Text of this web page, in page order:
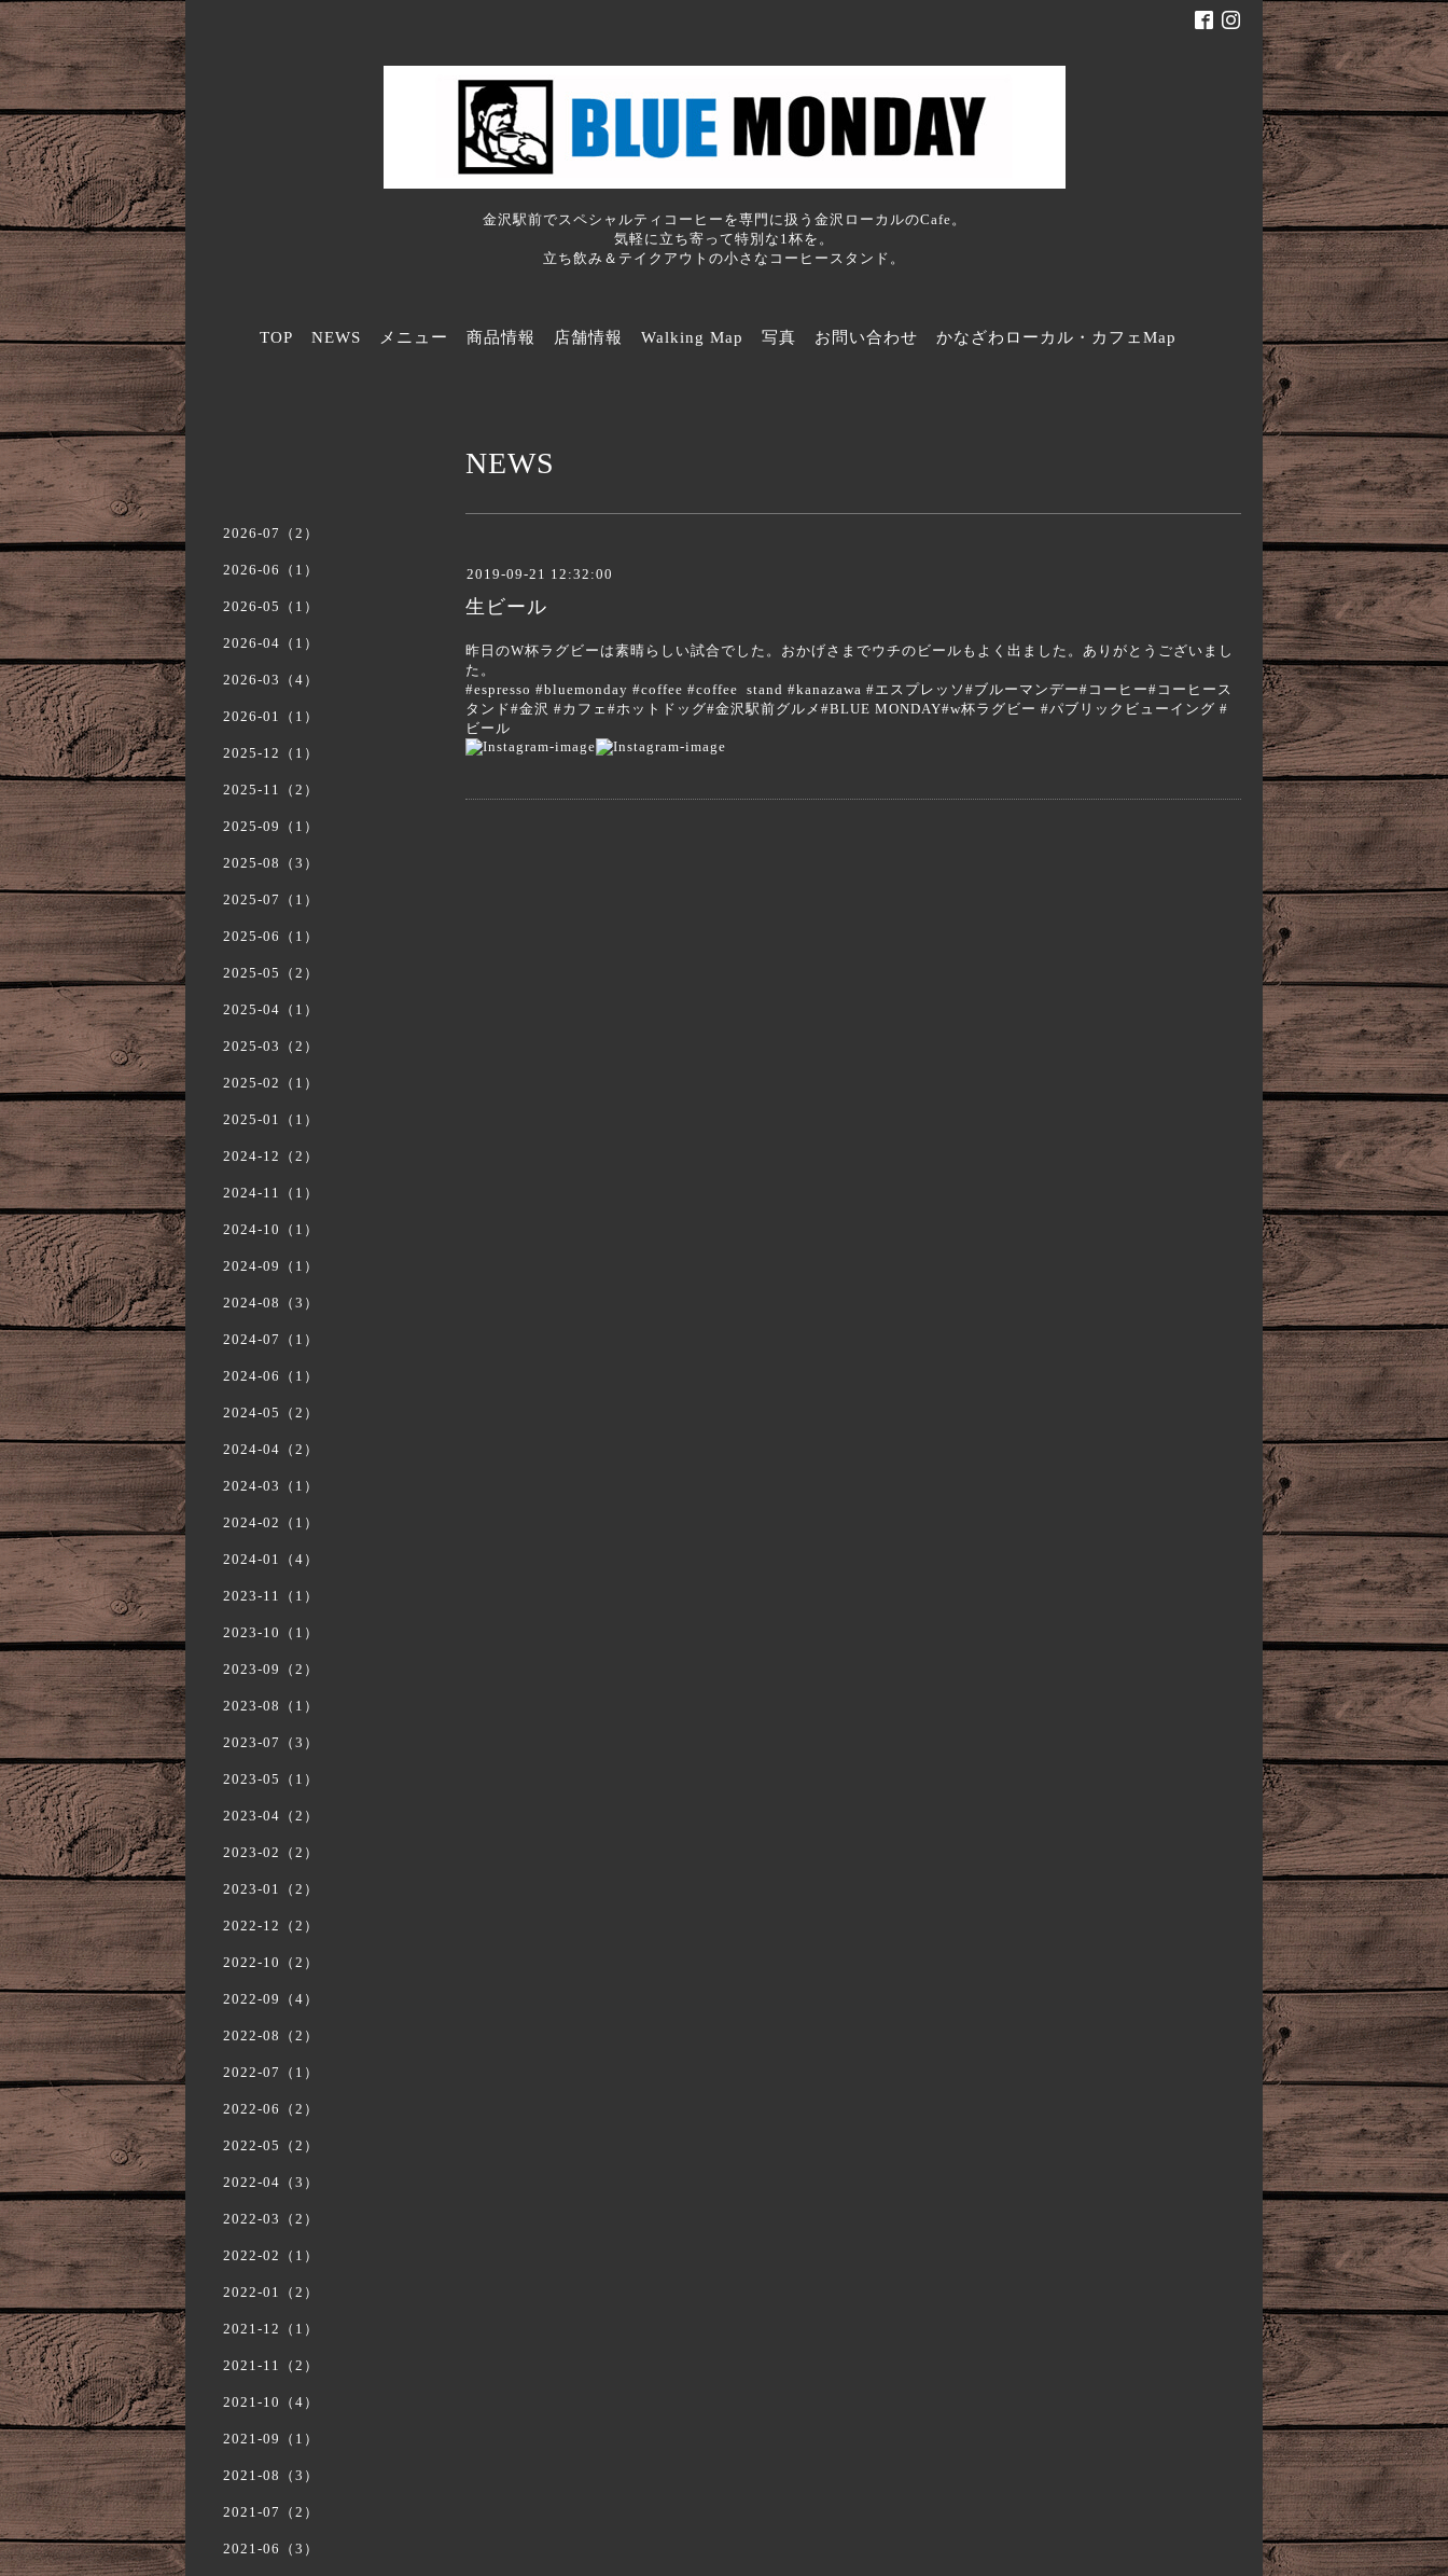
金沢駅前でスペシャルティコーヒーを専門に扱う金沢ローカルのCafe。
気軽に立ち寄って特別な1杯を。
立ち飲み＆テイクアウトの小さなコーヒースタンド。
TOP NEWS メニュー 商品情報 店舗情報 Walking Map 写真 お問い合わせ かなざわローカル・カフェMap
NEWS
2019-09-21 12:32:00
生ビール
昨日のW杯ラグビーは素晴らしい試合でした。おかげさまでウチのビールもよく出ました。ありがとうございまし
た。
#espresso #bluemonday #coffee #coffee stand #kanazawa #エスプレッソ#ブルーマンデー#コーヒー#コーヒース
タンド#金沢 #カフェ#ホットドッグ#金沢駅前グルメ#BLUE MONDAY#w杯ラグビー #パブリックビューイング #
ビール
2026-07（2）
2026-06（1）
2026-05（1）
2026-04（1）
2026-03（4）
2026-01（1）
2025-12（1）
2025-11（2）
2025-09（1）
2025-08（3）
2025-07（1）
2025-06（1）
2025-05（2）
2025-04（1）
2025-03（2）
2025-02（1）
2025-01（1）
2024-12（2）
2024-11（1）
2024-10（1）
2024-09（1）
2024-08（3）
2024-07（1）
2024-06（1）
2024-05（2）
2024-04（2）
2024-03（1）
2024-02（1）
2024-01（4）
2023-11（1）
2023-10（1）
2023-09（2）
2023-08（1）
2023-07（3）
2023-05（1）
2023-04（2）
2023-02（2）
2023-01（2）
2022-12（2）
2022-10（2）
2022-09（4）
2022-08（2）
2022-07（1）
2022-06（2）
2022-05（2）
2022-04（3）
2022-03（2）
2022-02（1）
2022-01（2）
2021-12（1）
2021-11（2）
2021-10（4）
2021-09（1）
2021-08（3）
2021-07（2）
2021-06（3）